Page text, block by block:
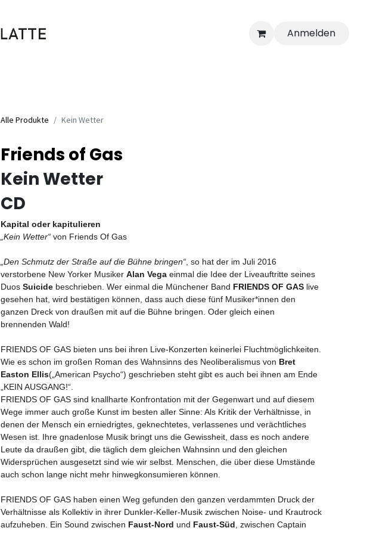
Anmelden
Alle Produkte Kein Wetter
Friends of Gas
Kein Wetter
CD
Kapital oder kapitulieren
„Kein Wetter“ von Friends Of Gas
„Den Schmutz der Straße auf die Bühne bringen“ , so hat der im Juli 2016
verstorbene New Yorker Musiker Alan Vega einmal die Idee der Liveauftritte seines
Duos Suicide beschrieben. Wer einmal die Münchener Band FRIENDS OF GAS live
gesehen hat, wird bestätigen können, dass auch diese fünf Musiker*innen den
ganzen Dreck von draußen mit auf die Bühne bringen. Oder gleich einen
brennenden Wald!
FRIENDS OF GAS bieten uns bei ihren Live-Konzerten keinerlei Fluchtmöglichkeiten.
Wie es schon im großen Roman des Wahnsinns des Neoliberalismus von Bret
Easton Ellis(„American Psycho“) geschrieben steht gibt es auch bei ihnen am Ende
„KEIN AUSGANG!“.
FRIENDS OF GAS sind knallharte Konfrontation mit der Gegenwart und auf diesem
Wege immer auch große Kunst im besten aller Sinne: Als Kritik der Verhältnisse, in
denen der Mensch ein erniedrigtes, geknechtetes, verlassenes und verächtliches
Wesen ist. Ihre gnadenlose Musik bringt uns die Gewissheit, dass es noch andere
Leute da draußen gibt, die täglich dem gleichen Wahnsinn und den gleichen
Widersprüchen ausgesetzt sind wie wir selbst. Menschen, die über diese Umstände
auch schon lange nicht mehr hinwegkonsumieren können.
FRIENDS OF GAS haben einen Weg gefunden den ganzen verdammten Druck der
Verhältnisse als Kollektiv in ihrer Dunkler-Keller-Musik zwischen Noise- und Krautrock
aufzuheben. Ein Sound zwischen Faust-Nord und Faust-Süd , zwischen Captain